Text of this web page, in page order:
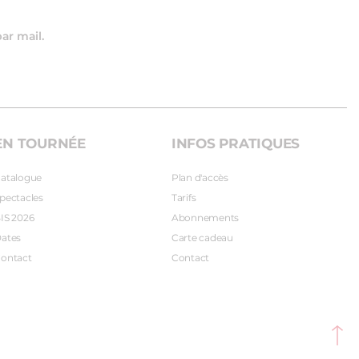
TOURNÉE
2026
INFOS PRATIQUES
Plan d'accès
Tarifs
Abonnements
Carte cadeau
Contact
mail.
Personnalisez vos préférences pour contrôler la manière